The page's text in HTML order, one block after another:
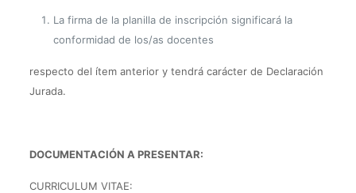
La firma de la planilla de inscripción significará la
conformidad de los/as docentes
respecto del ítem anterior y tendrá carácter de Declaración
Jurada.
DOCUMENTACIÓN A PRESENTAR:
CURRICULUM VITAE: